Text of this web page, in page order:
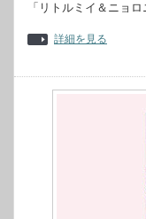
「リトルミイ＆ニョ
詳細を見る